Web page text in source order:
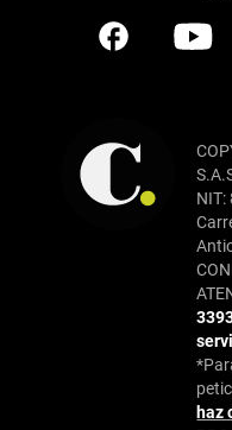
NIT:
haz